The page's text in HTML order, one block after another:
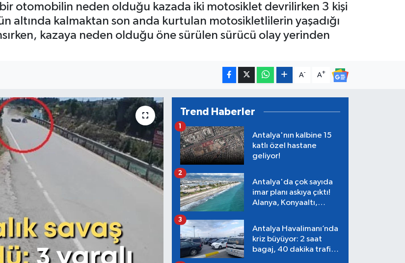
otomobilin neden olduğu kazada iki motosiklet devrilirken 3 kişi
altında kalmaktan son anda kurtulan motosikletlilerin yaşadığı
kazaya neden olduğu öne sürülen sürücü olay yerinden
A- A+
Trend Haberler
Antalya'nın kalbine 15
katlı özel hastane
geliyor!
1
Antalya'da çok sayıda
imar planı askıya çıktı!
Alanya, Konyaaltı,
2
Antalya Havalimanı’nda
kriz büyüyor: 2 saat
bagaj, 40 dakika trafik,
3